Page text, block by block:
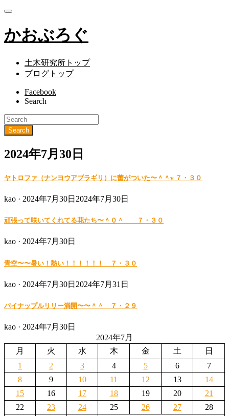
かおぶろぐ
土木研究所トップ
ブログトップ
Facebook
Search
2024年7月30日
ヤトロファ（ナンヨウアブラギリ）に蕾がついた〜＾＾v ７・３０
kao · Posted
2024年7月30日 2024年7月30日
頑張って咲いてくれてる花たち〜＾０＾ ７・３０
kao · Posted
2024年7月30日
青空〜〜暑い！熱い！！！！！！ ７・３０
kao · Posted
2024年7月30日 2024年7月31日
パイナップルリリー満開〜〜＾＾ ７・２９
kao · Posted
2024年7月30日
2024年7月
月
火 水 木 金 土
日
1
2 3 4 5 6
7
8
9 10 11 12 13
14
15
16 17 18 19 20
21
22
23 24 25 26 27
28